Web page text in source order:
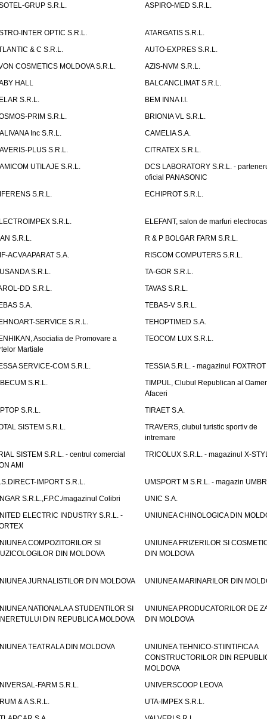
GRUP S.R.L. ASPIRO-MED S.R.L.
INTER OPTIC S.R.L.
ATARGATIS S.R.L.
& C S.R.L.
AUTO-EXPRES S.R.L.
COSMETICS MOLDOVA S.R.L.
AZIS-NVM S.R.L.
HALL
BALCANCLIMAT S.R.L.
S.R.L.
BEM INNA I.I.
PRIM S.R.L.
BRIONIA VL S.R.L.
Inc S.R.L.
CAMELIA S.A.
PLUS S.R.L.
CITRATEX S.R.L.
UTILAJE S.R.L.
DCS LABORATORY S.R.L. -
oficial PANASONIC
S.R.L.
ECHIPROT S.R.L.
S.R.L.
ELEFANT, salon de marfuri
S.R.L.
R & P BOLGAR FARM S.R.L.
ACVAAPARAT S.A.
RISCOM COMPUTERS S.R.L.
S.R.L.
TA-GOR S.R.L.
DD S.R.L.
TAVAS S.R.L.
S.A.
TEBAS-V S.R.L.
SERVICE S.R.L.
TEHOPTIMED S.A.
Asociatia de Promovare a
Martiale
TEOCOM LUX S.R.L.
SERVICE-COM S.R.L.
TESSIA S.R.L. - magazinul FOXTROT
S.R.L.
TIMPUL, Clubul Republican al
Afaceri
S.R.L.
TIRAET S.A.
SISTEM S.R.L.
TRAVERS, clubul turistic sportiv de
intremare
SISTEM S.R.L. - centrul comercial
AMI
TRICOLUX S.R.L. - magazinul X-
IMPORT S.R.L.
UMSPORT M S.R.L. - magazin
S.R.L.,F.P.C./magazinul Colibri
UNIC S.A.
ELECTRIC INDUSTRY S.R.L. -
UNIUNEA CHINOLOGICA DIN
COMPOZITORILOR SI
DIN MOLDOVA
UNIUNEA FRIZERILOR SI
DIN MOLDOVA
JURNALISTILOR DIN MOLDOVA UNIUNEA MARINARILOR DIN
NATIONALA A STUDENTILOR SI
DIN REPUBLICA MOLDOVA
UNIUNEA PRODUCATORILOR DE
DIN MOLDOVA
TEATRALA DIN MOLDOVA
UNIUNEA TEHNICO-STIINTIFICA A
CONSTRUCTORILOR DIN
MOLDOVA
FARM S.R.L.
UNIVERSCOOP LEOVA
& A S.R.L.
UTA-IMPEX S.R.L.